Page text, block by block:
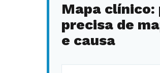
Mapa
precisa de
e causa